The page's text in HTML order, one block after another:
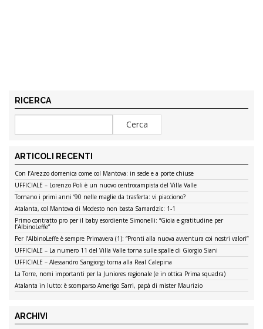
RICERCA
ARTICOLI RECENTI
Con l’Arezzo domenica come col Mantova: in sede e a porte chiuse
UFFICIALE – Lorenzo Poli è un nuovo centrocampista del Villa Valle
Tornano i primi anni ’90 nelle maglie da trasferta: vi piacciono?
Atalanta, col Mantova di Modesto non basta Samardzic: 1-1
Primo contratto pro per il baby esordiente Simonelli: “Gioia e gratitudine per
l’AlbinoLeffe”
Per l’AlbinoLeffe è sempre Primavera (1): “Pronti alla nuova avventura coi nostri valori”
UFFICIALE – La numero 11 del Villa Valle torna sulle spalle di Giorgio Siani
UFFICIALE – Alessandro Sangiorgi torna alla Real Calepina
La Torre, nomi importanti per la Juniores regionale (e in ottica Prima squadra)
Atalanta in lutto: è scomparso Amerigo Sarri, papà di mister Maurizio
ARCHIVI